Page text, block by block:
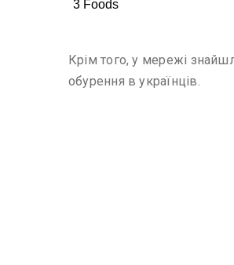
Крім того, у мережі
обурення в українців.